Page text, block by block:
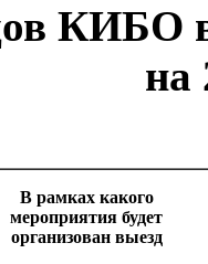
КИБО
на
В рамках какого
мероприятия будет
организован выезд